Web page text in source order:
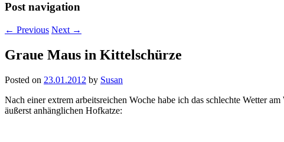
Post navigation
← Previous Next →
Graue Maus in Kittelschürze
Posted on 23.01.2012 by Susan
Nach einer extrem arbeitsreichen Woche habe ich das schlechte Wetter
äußerst anhänglichen Hofkatze: